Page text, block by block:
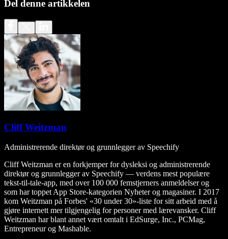
Del denne artikkelen
Cliff Weitzman
Administrerende direktør og grunnlegger av Speechify
Cliff Weitzman er en forkjemper for dysleksi og administrerende
direktør og grunnlegger av Speechify — verdens mest populære
tekst-til-tale-app, med over 100 000 femstjerners anmeldelser og
som har toppet App Store-kategorien Nyheter og magasiner. I 2017
kom Weitzman på Forbes' «30 under 30»-liste for sitt arbeid med å
gjøre internett mer tilgjengelig for personer med lærevansker. Cliff
Weitzman har blant annet vært omtalt i EdSurge, Inc., PCMag,
Entrepreneur og Mashable.